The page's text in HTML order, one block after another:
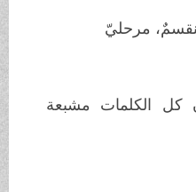
مرحليّ
الكلمات مشبعة